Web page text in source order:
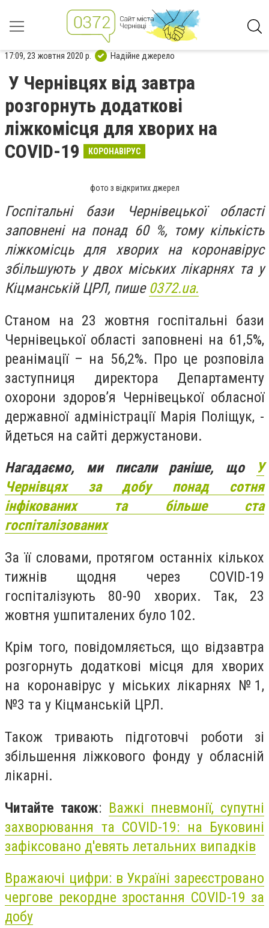
17:09, 23 жовтня 2020 р. Надійне джерело
У Чернівцях від завтра
розгорнуть додаткові
ліжкомісця для хворих на
COVID-19
КОРОНАВІРУС
фото з відкритих джерел
Госпітальні бази Чернівецької області
заповнені на понад 60 %, тому кількість
ліжкомісць для хворих на коронавірус
збільшують у двох міських лікарнях та у
Кіцманській ЦРЛ, пише 0372.ua.
Станом на 23 жовтня госпітальні бази
Чернівецької області заповнені на 61,5%,
реанімації – на 56,2%. Про це розповіла
заступниця директора Департаменту
охорони здоров’я Чернівецької обласної
державної адміністрації Марія Поліщук, -
йдеться на сайті держустанови.
Нагадаємо, ми писали раніше, що
У
Чернівцях за добу понад сотня
інфікованих та більше ста
госпіталізованих
За її словами, протягом останніх кількох
тижнів щодня через COVID-19
госпіталізують 80-90 хворих. Так, 23
жовтня ушпиталених було 102.
Крім того, повідомляється, що відзавтра
розгорнуть додаткові місця для хворих
на коронавірус у міських лікарнях №1,
№3 та у Кіцманській ЦРЛ.
Також тривають підготовчі роботи зі
збільшення ліжкового фонду у обласній
лікарні.
Читайте також: Важкі пневмонії, супутні
захворювання та COVID-19: на Буковині
зафіксовано д'евять летальних випадків
Вражаючі цифри: в Україні зареєстровано
чергове рекордне зростання COVID-19 за
добу